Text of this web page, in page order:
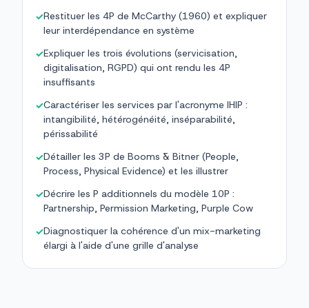
✓Restituer les 4P de McCarthy (1960) et expliquer
leur interdépendance en système
✓Expliquer les trois évolutions (servicisation,
digitalisation, RGPD) qui ont rendu les 4P
insuffisants
✓Caractériser les services par l'acronyme IHIP :
intangibilité, hétérogénéité, inséparabilité,
périssabilité
✓Détailler les 3P de Booms & Bitner (People,
Process, Physical Evidence) et les illustrer
✓Décrire les P additionnels du modèle 10P :
Partnership, Permission Marketing, Purple Cow
✓Diagnostiquer la cohérence d'un mix-marketing
élargi à l'aide d'une grille d'analyse